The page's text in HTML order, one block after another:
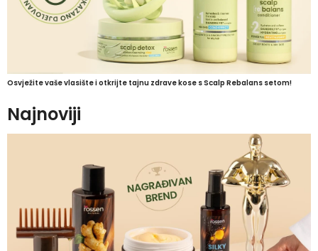
Osvježite vaše vlasište i otkrijte tajnu zdrave kose s Scalp Rebalans setom!
Najnoviji